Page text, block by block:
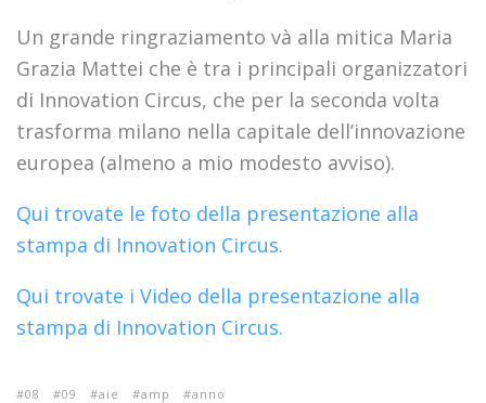
Un grande ringraziamento và alla mitica Maria
Grazia Mattei che è tra i principali organizzatori
di Innovation Circus, che per la seconda volta
trasforma milano nella capitale dell’innovazione
europea (almeno a mio modesto avviso).
Qui trovate le foto della presentazione alla
stampa di Innovation Circus.
Qui trovate i Video della presentazione alla
stampa di Innovation Circus.
08 09 aie amp
anno